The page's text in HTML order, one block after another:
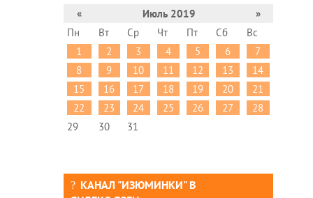
« Июль 2019
»
Пн
Вт Ср Чт Пт Сб
Вс
1
2 3 4 5 6
7
8
9 10 11 12 13
14
15
16 17 18 19 20
21
22
23 24 25 26 27
28
29
30 31
КАНАЛ "ИЗЮМИНКИ" В